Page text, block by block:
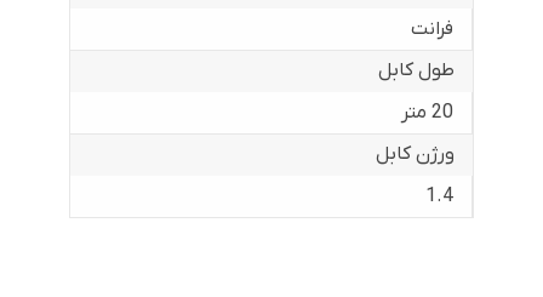
فرانت
طول کابل
20 متر
ورژن کابل
1.4